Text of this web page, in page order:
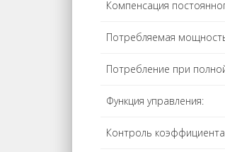
Компенсация
Потребляемая
Потребление при
Функция управления:
Контроль